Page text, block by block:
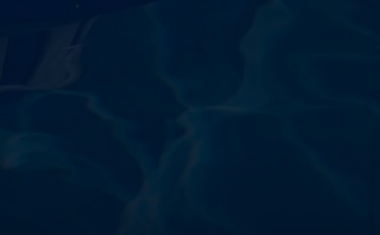
o vodu a
vzdelaním v oblasti čistiarní odpadových
zdokonaľovaním v oblasti starostlivosti o vodu.
vlastnej výroby pre čistú a bezpečnú
na najlepších európskych surovinách a
najvyššiu kvalitu za ceny porovnateľné s
a bezpečnosťou. Presvedčte sa sami o kvalite
kontrolami a testami, a o ich nepochybnej